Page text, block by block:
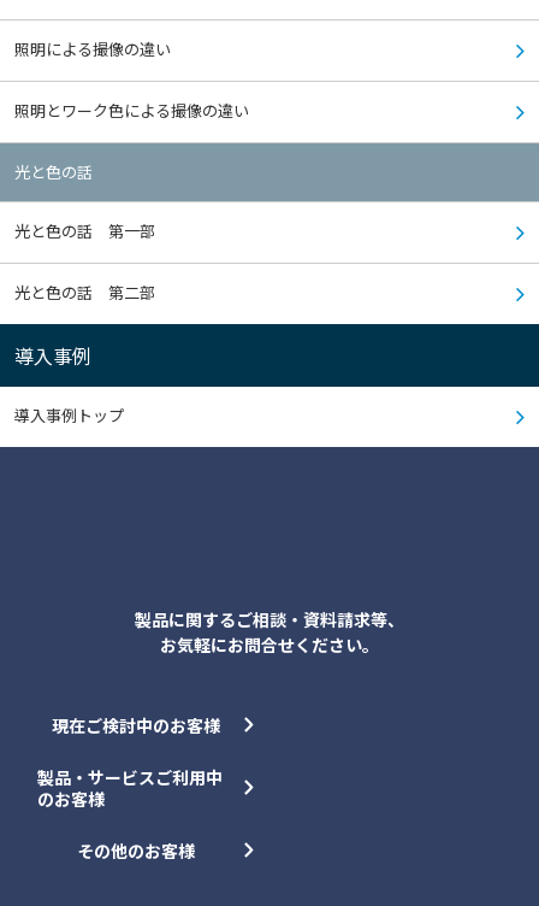
照明による撮像の違い
照明とワーク色による撮像の違い
光と色の話
光と色の話 第一部
光と色の話 第二部
導入事例
導入事例トップ
製品に関するご相談・資料請求等、
お気軽にお問合せください。
現在ご検討中のお客様
製品・サービスご利用中
のお客様
その他のお客様